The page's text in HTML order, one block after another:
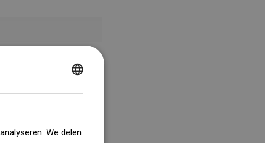
We delen